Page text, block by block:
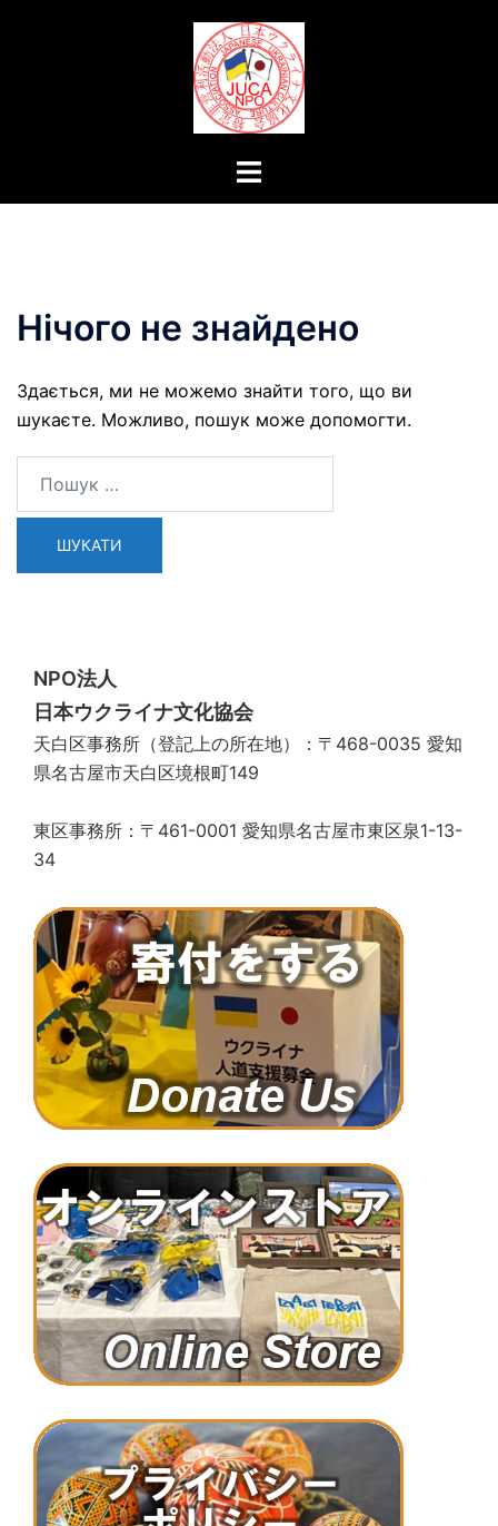
Перемикач
Нічого не знайдено
Здається, ми не можемо знайти того, що ви
шукаєте. Можливо, пошук може допомогти.
NPO法人
日本ウクライナ文化協会
天白区事務所（登記上の所在地）：〒468-0035 愛知
県名古屋市天白区境根町149
東区事務所：〒461-0001 愛知県名古屋市東区泉1-13-
34